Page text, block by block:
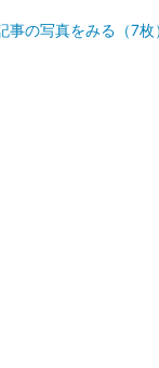
事の写真をみる（7枚